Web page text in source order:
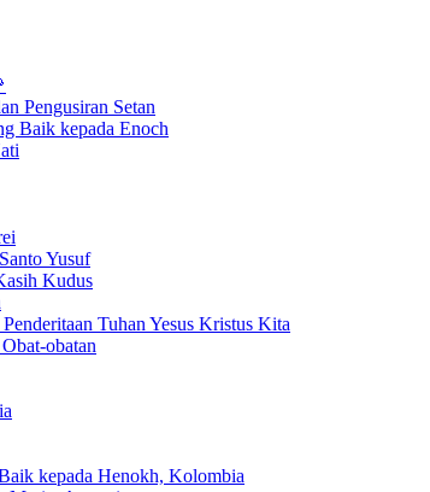
Pengusiran Setan
Baik kepada Enoch
Yusuf
Kudus
Tuhan Yesus Kristus Kita
obatan
kepada Henokh, Kolombia